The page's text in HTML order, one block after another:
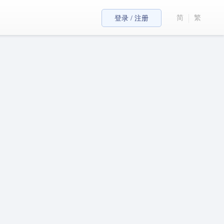
登录 / 注册 简 繁